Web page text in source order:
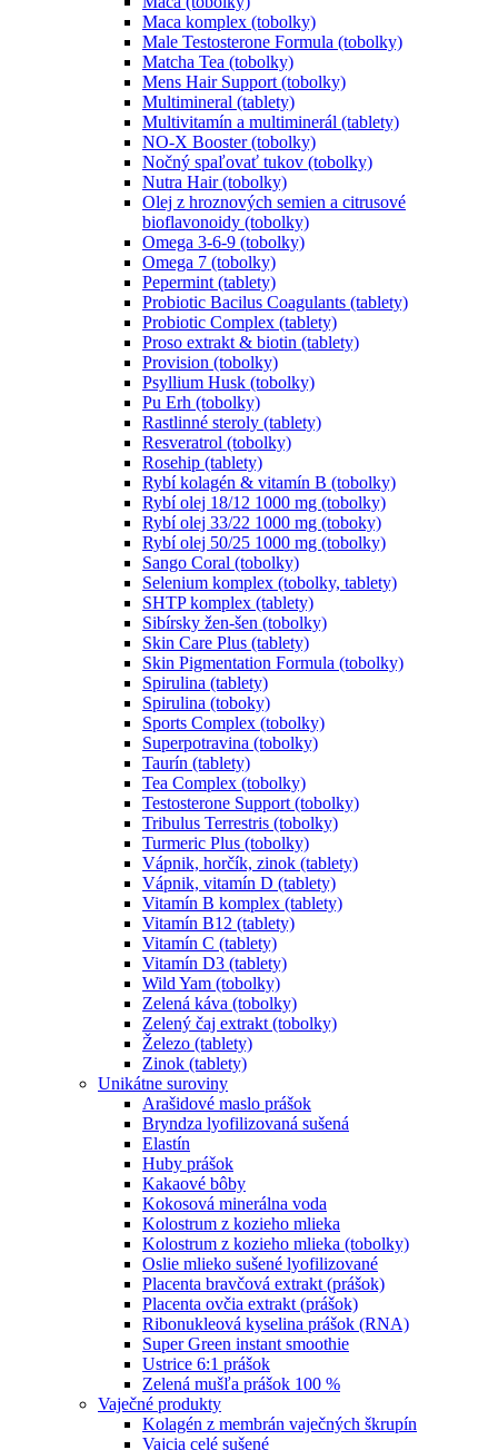
Maca komplex (tobolky)
Male Testosterone Formula (tobolky)
Matcha Tea (tobolky)
Mens Hair Support (tobolky)
Multimineral (tablety)
Multivitamín a multiminerál (tablety)
NO-X Booster (tobolky)
Nočný spaľovať tukov (tobolky)
Nutra Hair (tobolky)
Olej z hroznových semien a citrusové
bioflavonoidy (tobolky)
Omega 3-6-9 (tobolky)
Omega 7 (tobolky)
Pepermint (tablety)
Probiotic Bacilus Coagulants (tablety)
Probiotic Complex (tablety)
Proso extrakt & biotin (tablety)
Provision (tobolky)
Psyllium Husk (tobolky)
Pu Erh (tobolky)
Rastlinné steroly (tablety)
Resveratrol (tobolky)
Rosehip (tablety)
Rybí kolagén & vitamín B (tobolky)
Rybí olej 18/12 1000 mg (tobolky)
Rybí olej 33/22 1000 mg (toboky)
Rybí olej 50/25 1000 mg (tobolky)
Sango Coral (tobolky)
Selenium komplex (tobolky, tablety)
SHTP komplex (tablety)
Sibírsky žen-šen (tobolky)
Skin Care Plus (tablety)
Skin Pigmentation Formula (tobolky)
Spirulina (tablety)
Spirulina (toboky)
Sports Complex (tobolky)
Superpotravina (tobolky)
Taurín (tablety)
Tea Complex (tobolky)
Testosterone Support (tobolky)
Tribulus Terrestris (tobolky)
Turmeric Plus (tobolky)
Vápnik, horčík, zinok (tablety)
Vápnik, vitamín D (tablety)
Vitamín B komplex (tablety)
Vitamín B12 (tablety)
Vitamín C (tablety)
Vitamín D3 (tablety)
Wild Yam (tobolky)
Zelená káva (tobolky)
Zelený čaj extrakt (tobolky)
Železo (tablety)
Zinok (tablety)
Unikátne suroviny
Arašidové maslo prášok
Bryndza lyofilizovaná sušená
Elastín
Huby prášok
Kakaové bôby
Kokosová minerálna voda
Kolostrum z kozieho mlieka
Kolostrum z kozieho mlieka (tobolky)
Oslie mlieko sušené lyofilizované
Placenta bravčová extrakt (prášok)
Placenta ovčia extrakt (prášok)
Ribonukleová kyselina prášok (RNA)
Super Green instant smoothie
Ustrice 6:1 prášok
Zelená mušľa prášok 100 %
Vaječné produkty
Kolagén z membrán vaječných škrupín
Vajcia celé sušené